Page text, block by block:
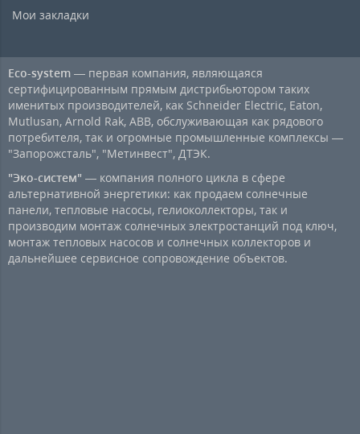
Мои закладки
Eco-system — первая компания, являющаяся
сертифицированным прямым дистрибьютором таких
именитых производителей, как Schneider Electric, Eaton,
Mutlusan, Arnold Rak, ABB, обслуживающая как рядового
потребителя, так и огромные промышленные комплексы —
"Запорожсталь", "Метинвест", ДТЭК.
"Эко-систем" — компания полного цикла в сфере
альтернативной энергетики: как продаем солнечные
панели, тепловые насосы, гелиоколлекторы, так и
производим монтаж солнечных электростанций под ключ,
монтаж тепловых насосов и солнечных коллекторов и
дальнейшее сервисное сопровождение объектов.